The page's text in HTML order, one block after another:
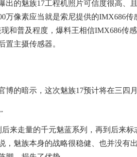
出的魅族17工程机照片可信度很高、
万像素应当就是索尼提供的IMX686传
和普及程度，爆料王相信IMX686传
置主摄传感器。
的暗示，这次魅族17预计将在三四月
来走量的千元魅蓝系列，再到后来标
魅族本身的战略很稳健、也并没有